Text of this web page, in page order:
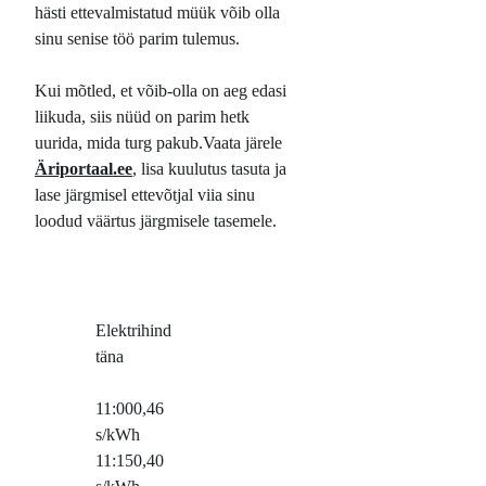
hästi ettevalmistatud müük võib olla
sinu senise töö parim tulemus.
Kui mõtled, et võib-olla on aeg edasi
liikuda, siis nüüd on parim hetk
uurida, mida turg pakub.Vaata järele
Äriportaal.ee, lisa kuulutus tasuta ja
lase järgmisel ettevõtjal viia sinu
loodud väärtus järgmisele tasemele.
Elektrihind
täna
11:000,46
s/kWh
11:150,40